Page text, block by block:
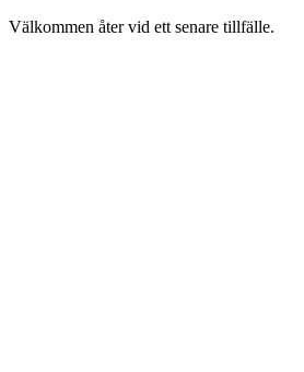
Välkommen åter vid ett senare tillfälle.